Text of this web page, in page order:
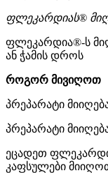
ფლეკარდიას®
ფლეკარდია®-ს
ან ჭამის დროს
როგორ მივიღოთ
პრეპარატი
პრეპარატი
ეცადეთ
კაფსულები